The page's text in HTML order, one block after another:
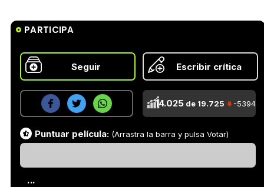
PARTICIPA
Seguir Escribir crítica
14.025de 19.725 -5394
Puntuar película: (Arrastra la barra y pulsa Votar)
...